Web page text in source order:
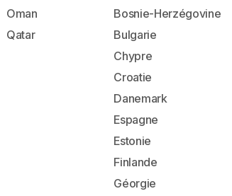
Oman
Qatar
Bosnie-Herzégovine
Bulgarie
Chypre
Croatie
Danemark
Espagne
Estonie
Finlande
Géorgie